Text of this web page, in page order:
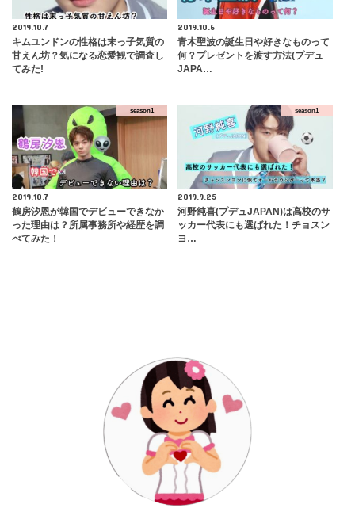
2019.10.7
キムユンドンの性格は末っ子気質の
甘えん坊？気になる恋愛観で調査し
てみた!
2019.10.6
青木聖波の誕生日や好きなものって
何？プレゼントを渡す方法(プデュ
JAPA…
season1
2019.10.7
鶴房汐恩が韓国でデビューできなか
った理由は？所属事務所や経歴を調
べてみた！
season1
2019.9.25
河野純喜(プデュJAPAN)は高校のサ
ッカー代表にも選ばれた！チョスン
ヨ…